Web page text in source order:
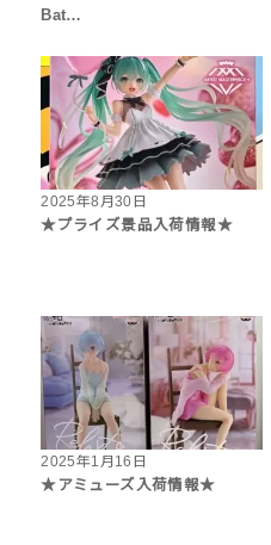
Bat…
2025年8月30日
★プライズ景品入荷情報★
2025年1月16日
★アミューズ入荷情報★